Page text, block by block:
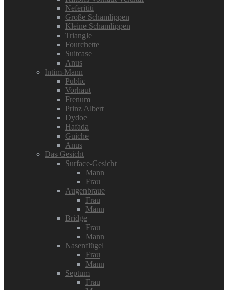
Neferititi
Große Schamlippen
Kleine Schamlippen
Triangle
Fourchette
Suitcase
Anus
Intim-Mann
Public
Vorhaut
Frenum
Prinz Albert
Dydoe
Hafada
Guiche
Anus
Das Gesicht
Surface-Gesicht
Mann
Frau
Augenbraue
Frau
Mann
Bridge
Frau
Mann
Nasenflügel
Frau
Mann
Septum
Frau